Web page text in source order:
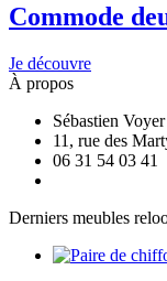
Commode
Je découvre
À propos
Sébastien Voyer
11, rue des
06 31 54 03 41
Derniers meubles